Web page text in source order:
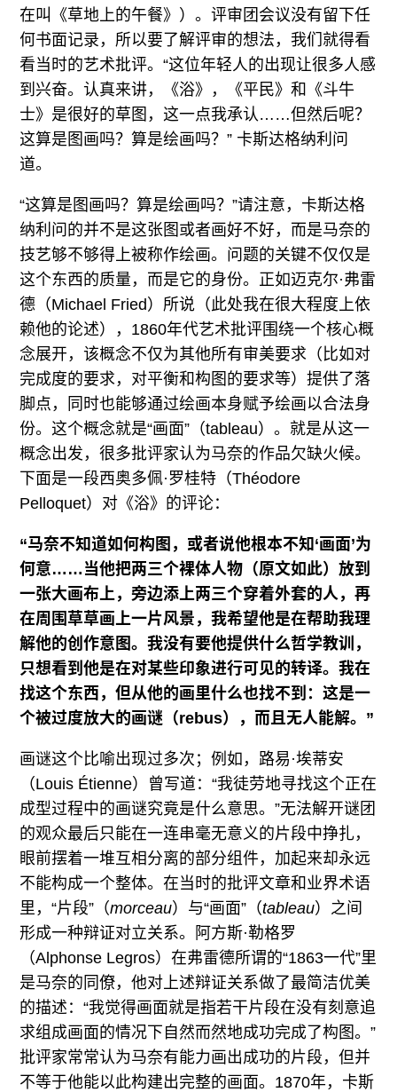
在叫《草地上的午餐》）。评审团会议没有留下任
何书面记录，所以要了解评审的想法，我们就得看
看当时的艺术批评。“这位年轻人的出现让很多人感
到兴奋。认真来讲，《浴》，《平民》和《斗牛
士》是很好的草图，这一点我承认……但然后呢？
这算是图画吗？算是绘画吗？” 卡斯达格纳利问
道。
“这算是图画吗？算是绘画吗？”请注意，卡斯达格
纳利问的并不是这张图或者画好不好，而是马奈的
技艺够不够得上被称作绘画。问题的关键不仅仅是
这个东西的质量，而是它的身份。正如迈克尔·弗雷
德（Michael Fried）所说（此处我在很大程度上依
赖他的论述），1860年代艺术批评围绕一个核心概
念展开，该概念不仅为其他所有审美要求（比如对
完成度的要求，对平衡和构图的要求等）提供了落
脚点，同时也能够通过绘画本身赋予绘画以合法身
份。这个概念就是“画面”（tableau）。就是从这一
概念出发，很多批评家认为马奈的作品欠缺火候。
下面是一段西奥多佩·罗桂特（Théodore
Pelloquet）对《浴》的评论：
“马奈不知道如何构图，或者说他根本不知‘画面’为
何意……当他把两三个裸体人物（原文如此）放到
一张大画布上，旁边添上两三个穿着外套的人，再
在周围草草画上一片风景，我希望他是在帮助我理
解他的创作意图。我没有要他提供什么哲学教训，
只想看到他是在对某些印象进行可见的转译。我在
找这个东西，但从他的画里什么也找不到：这是一
个被过度放大的画谜（rebus），而且无人能解。”
画谜这个比喻出现过多次；例如，路易·埃蒂安
（Louis Étienne）曾写道：“我徒劳地寻找这个正在
成型过程中的画谜究竟是什么意思。”无法解开谜团
的观众最后只能在一连串毫无意义的片段中挣扎，
眼前摆着一堆互相分离的部分组件，加起来却永远
不能构成一个整体。在当时的批评文章和业界术语
里，“片段”（morceau）与“画面”（tableau）之间
形成一种辩证对立关系。阿方斯·勒格罗
（Alphonse Legros）在弗雷德所谓的“1863一代”里
是马奈的同僚，他对上述辩证关系做了最简洁优美
的描述：“我觉得画面就是指若干片段在没有刻意追
求组成画面的情况下自然而然地成功完成了构图。”
批评家常常认为马奈有能力画出成功的片段，但并
不等于他能以此构建出完整的画面。1870年，卡斯